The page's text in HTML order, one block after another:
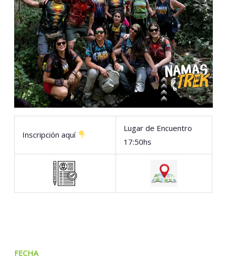
Inscripción aquí
Lugar de Encuentro
17:50hs
FECHA: